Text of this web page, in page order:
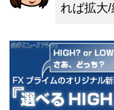
れば拡大/